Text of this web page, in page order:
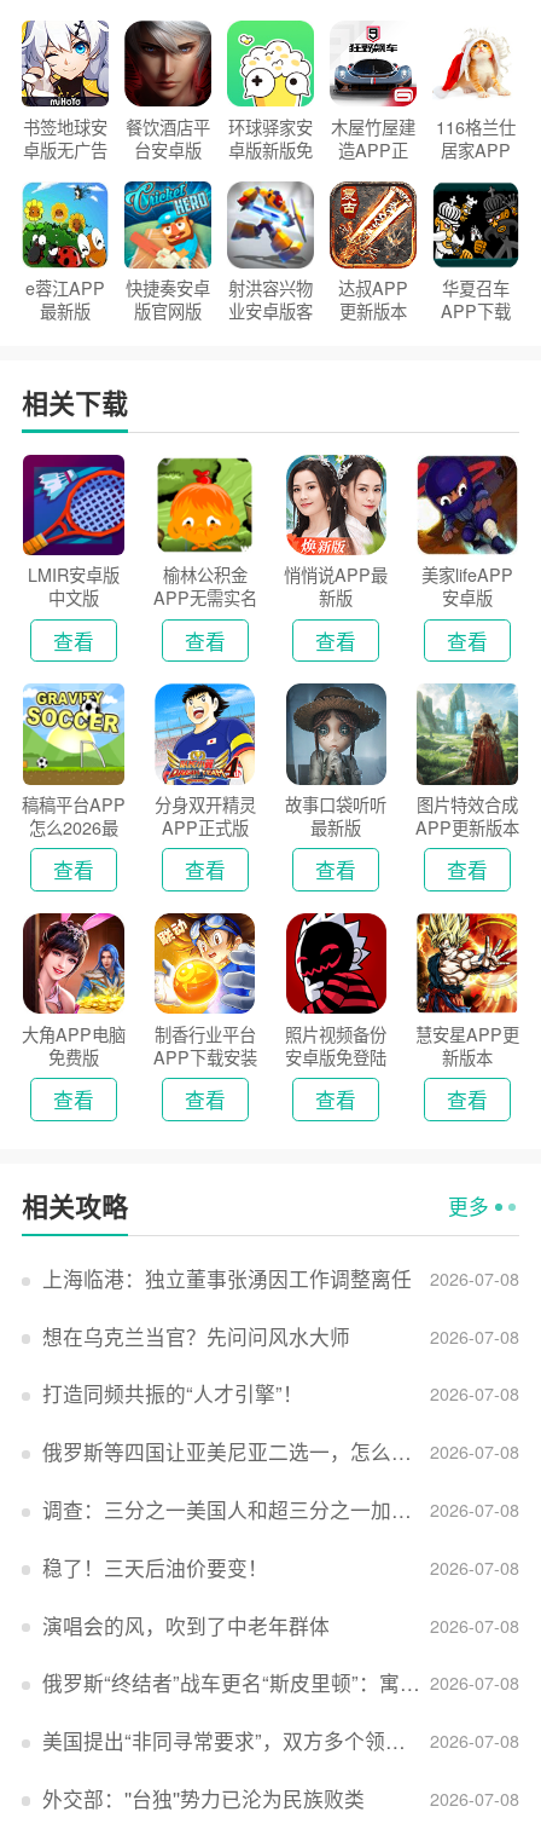
书签地球安
卓版无广告
餐饮酒店平
台安卓版
环球驿家安
卓版新版免
木屋竹屋建
造APP正
116格兰仕
居家APP
e蓉江APP
最新版
快捷奏安卓
版官网版
射洪容兴物
业安卓版客
达叔APP
更新版本
华夏召车
APP下载
相关下载
LMIR安卓版
中文版
查看
榆林公积金
APP无需实名
认证版
查看
悄悄说APP最
新版
查看
美家lifeAPP
安卓版
查看
稿稿平台APP
怎么2026最
新版
查看
分身双开精灵
APP正式版
查看
故事口袋听听
最新版
查看
图片特效合成
APP更新版本
2026
查看
大角APP电脑
免费版
查看
制香行业平台
APP下载安装
2026
查看
照片视频备份
安卓版免登陆
版
查看
慧安星APP更
新版本
查看
相关攻略 更多
2026-07-08
上海临港：独立董事张湧因工作调整离任
2026-07-08
想在乌克兰当官？先问问风水大师
2026-07-08
打造同频共振的“人才引擎”！
2026-07-08
俄罗斯等四国让亚美尼亚二选一，怎么回事？
2026-07-08
调查：三分之一美国人和超三分之一加拿大人感到经济压力
2026-07-08
稳了！三天后油价要变！
2026-07-08
演唱会的风，吹到了中老年群体
2026-07-08
俄罗斯“终结者”战车更名“斯皮里顿”：寓意强大可靠，彰显俄精神力量
2026-07-08
美国提出“非同寻常要求”，双方多个领域分歧依旧，印美贸易谈判进入“关键阶段”
2026-07-08
外交部：''台独''势力已沦为民族败类